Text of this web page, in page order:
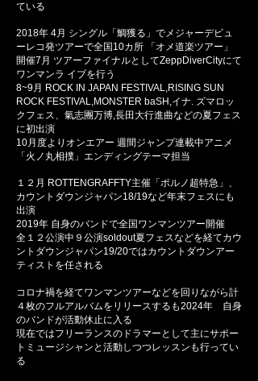
ている
2018年 4月 シングル「鯛獲る」でメジャーデビュ
ーレコ発ツアーで全国10カ所 「オメ道楽ツアー」
開催7月 ツアーファイナルとしてZeppDiverCityにて
ワンマンラ イブを行う
8~9月 ROCK IN JAPAN FESTIVAL,RISING SUN
ROCK FESTIVAL,MONSTER baSH,イナ. ズマロッ
クフェス、氣志團万博,長田大行進曲などの夏フェス
に初出演
10月度よりオンエアー 週間ジャンプ連載中アニメ
「火ノ丸相撲」エンディングテーマ担当
１２月 ROTTENGRAFFTY主催「ポルノ超特急」、
カウントダウンジャパン18/19など年末フェスにも
出演
2019年 自身のバンドで全国ワンマンツアー開催
全１２公演中９公演soldout夏フェスなどを経てカウ
ントダウンジャパン19/20ではカウントダウンアー
ティストを任される
コロナ禍を経てワンマンツアーなどを回りながら計
４枚のフルアルバムをリリースするも2024年 自身
のバンドが活動休止に入る
現在ではフリーランスのドラマーとして主にサポー
トミュージシャンと活動しつつレッスンも行ってい
る